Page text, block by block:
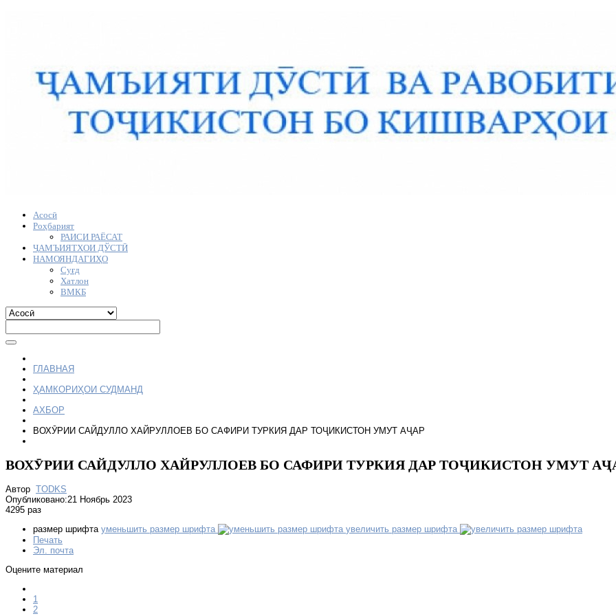
Асосӣ
Роҳбарият
РАИСИ РАЁСАТ
ҶАМЪИЯТҲОИ ДЎСТӢ
НАМОЯНДАГИҲО
Суғд
Хатлон
ВМКБ
ГЛАВНАЯ
ҲАМКОРИҲОИ СУДМАНД
АХБОР
ВОХӮРИИ САЙДУЛЛО ХАЙРУЛЛОЕВ БО САФИРИ ТУРКИЯ ДАР ТОҶИКИСТОН УМУТ АҶАР
ВОХӮРИИ САЙДУЛЛО ХАЙРУЛЛОЕВ БО САФИРИ ТУРКИЯ ДАР ТОҶИКИСТОН УМУТ
Автор TODKS
Опубликовано:21 Ноябрь 2023
4295 раз
размер шрифта уменьшить размер шрифта
увеличить размер шрифта
Печать
Эл. почта
Оцените материал
1
2